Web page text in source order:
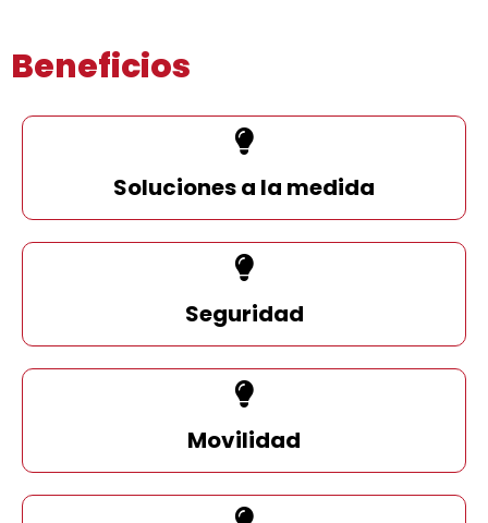
Beneficios
Soluciones a la medida
Seguridad
Movilidad